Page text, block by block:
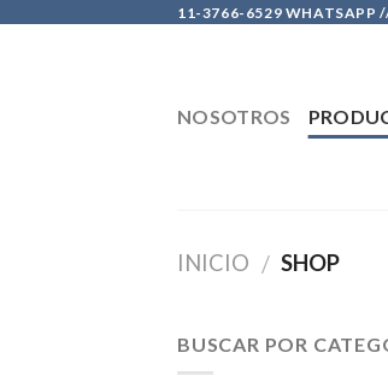
11-3766-6529 WHATSAPP
NOSOTROS
INICIO / SHOP
BUSCAR POR